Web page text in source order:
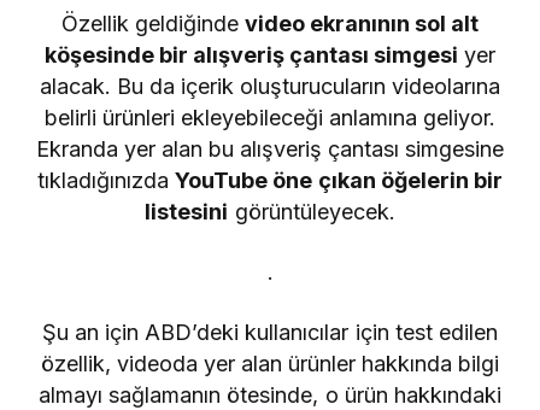
Özellik geldiğinde video ekranının sol alt
köşesinde bir alışveriş çantası simgesi yer
alacak. Bu da içerik oluşturucuların videolarına
belirli ürünleri ekleyebileceği anlamına geliyor.
Ekranda yer alan bu alışveriş çantası simgesine
tıkladığınızdaYouTube öne çıkan öğelerin bir
listesini görüntüleyecek.
.
Şu an için ABD’deki kullanıcılar için test edilen
özellik, videoda yer alan ürünler hakkında bilgi
almayı sağlamanın ötesinde, o ürün hakkındaki